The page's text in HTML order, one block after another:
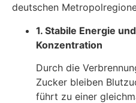
deutschen
1. Stabile Energie
Konzentration
Durch die
Zucker bleiben
führt zu einer